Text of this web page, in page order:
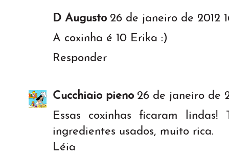
D Augusto 26 de janeiro de 2012
A coxinha é 10 Erika :)
Responder
Cucchiaio pieno 26 de janeiro de
Essas coxinhas ficaram
ingredientes usados, muito rica.
Léia